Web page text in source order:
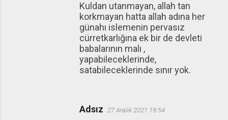
Kuldan utanmayan, allah tan
korkmayan hatta allah adına her
günahı islemenin pervasız
cürretkarlığına ek bir de devleti
babalarının malı ,
yapabileceklerinde,
satabileceklerinde sınır yok.
Adsız 27 Aralık 2021 19:54